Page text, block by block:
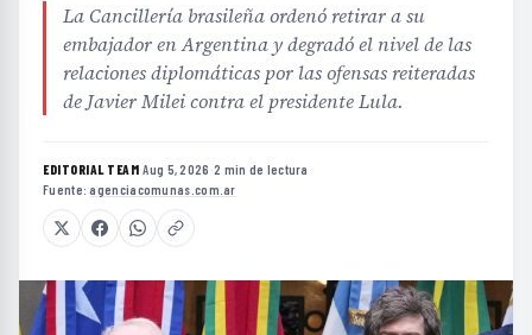
La Cancillería brasileña ordenó retirar a su
embajador en Argentina y degradó el nivel de las
relaciones diplomáticas por las ofensas reiteradas
de Javier Milei contra el presidente Lula.
EDITORIAL TEAM·Aug 5, 2026 ·2 min de lectura ·
Fuente: agenciacomunas.com.ar